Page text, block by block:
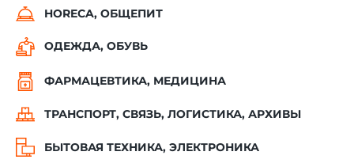
HORECA, ОБЩЕПИТ
ОДЕЖДА, ОБУВЬ
ФАРМАЦЕВТИКА, МЕДИЦИНА
ТРАНСПОРТ, СВЯЗЬ, ЛОГИСТИКА, АРХИВЫ
БЫТОВАЯ ТЕХНИКА, ЭЛЕКТРОНИКА